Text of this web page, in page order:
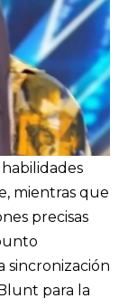
mientras que
precisas
para la